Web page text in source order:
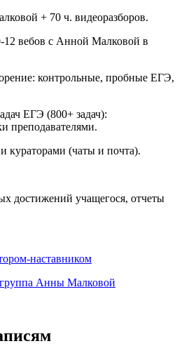
+ 70 ч. видеоразборов.
12 вебов с Анной Малковой в
контрольные, пробные ЕГЭ,
ЕГЭ (800+ задач):
преподавателями.
кураторами (чаты и почта).
достижений учащегося, отчеты
наставником
Анны Малковой